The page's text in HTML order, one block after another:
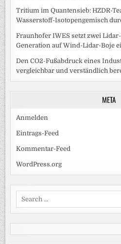
Tritium im Quantensieb: HZDR-
Wasserstoff-Isotopengemisch
Fraunhofer IWES setzt zwei
Generation auf Wind-Lidar-Boje
Den CO2-Fußabdruck eines
vergleichbar und verständlich
META
Anmelden
Eintrags-Feed
Kommentar-Feed
WordPress.org
Search